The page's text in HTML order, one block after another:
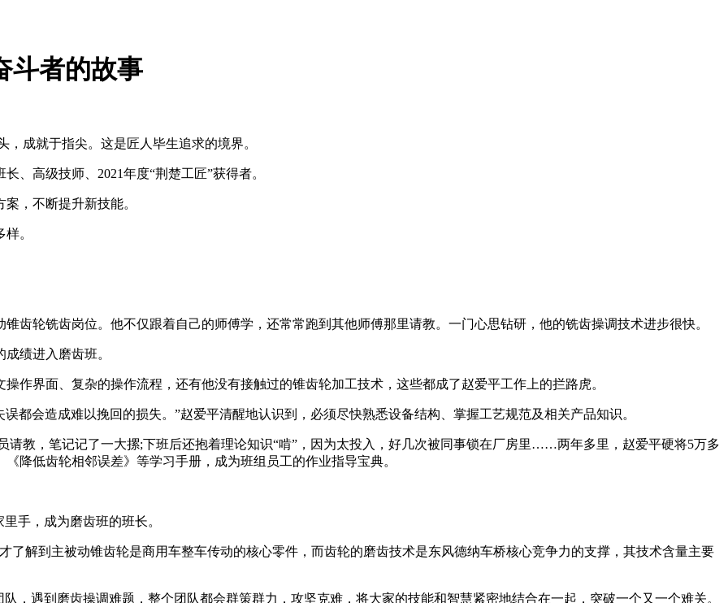
斗者的故事
成就于指尖。这是匠人毕生追求的境界。
、高级技师、2021年度“荆楚工匠”获得者。
，不断提升新技能。
。
齿轮铣齿岗位。他不仅跟着自己的师傅学，还常常跑到其他师傅那里请教。一门心思钻研，他的铣齿操调技术进步很快。
绩进入磨齿班。
作界面、复杂的操作流程，还有他没有接触过的锥齿轮加工技术，这些都成了赵爱平工作上的拦路虎。
都会造成难以挽回的损失。”赵爱平清醒地认识到，必须尽快熟悉设备结构、掌握工艺规范及相关产品知识。
请教，笔记记了一大摞;下班后还抱着理论知识“啃”，因为太投入，好几次被同事锁在厂房里……两年多里，赵爱平硬将5万多
降低齿轮相邻误差》等学习手册，成为班组员工的作业指导宝典。
手，成为磨齿班的班长。
了解到主被动锥齿轮是商用车整车传动的核心零件，而齿轮的磨齿技术是东风德纳车桥核心竞争力的支撑，其技术含量主要
，遇到磨齿操调难题，整个团队都会群策群力，攻坚克难，将大家的技能和智慧紧密地结合在一起，突破一个又一个难关。